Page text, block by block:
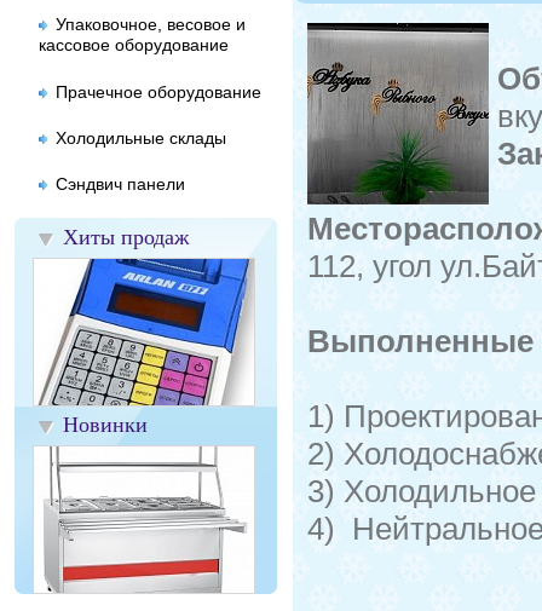
Упаковочное, весовое и
кассовое оборудование
Прачечное оборудование
Холодильные склады
Сэндвич панели
Хиты продаж
Новинки
112, угол
Выполненные
1)
2)
3)
4)